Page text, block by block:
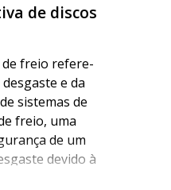
de discos
de freio refere-
e da
sistemas de
freio, uma
de um
devido à
a